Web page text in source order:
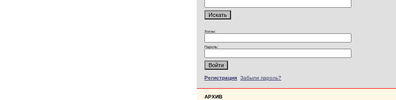
Логин:
Пароль:
Регистрация Забыли пароль?
АРХИВ